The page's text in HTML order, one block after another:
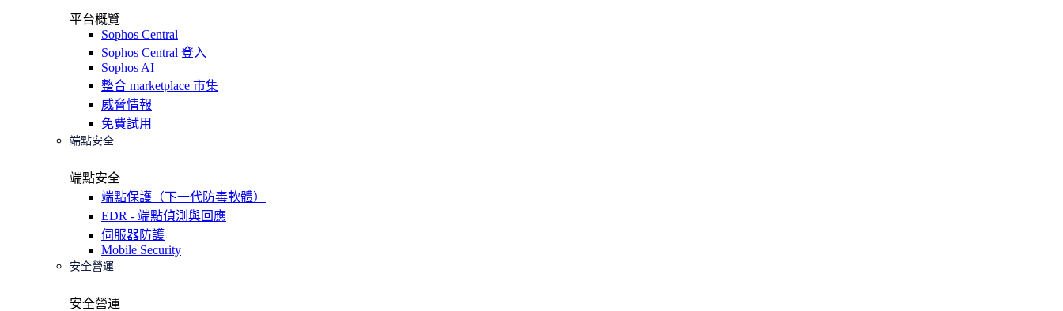
平台概覽
Sophos Central
Sophos Central 登入
Sophos AI
整合 marketplace 市集
威脅情報
免費試用
端點安全
端點安全
端點保護（下一代防毒軟體）
EDR - 端點偵測與回應
伺服器防護
Mobile Security
安全營運
安全營運